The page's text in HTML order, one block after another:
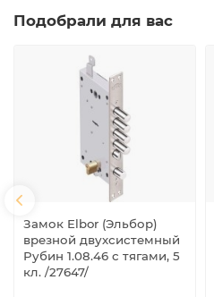
Подобрали для вас
Замок Elbor (Эльбор)
врезной двухсистемный
Рубин 1.08.46 с тягами, 5
кл. /27647/